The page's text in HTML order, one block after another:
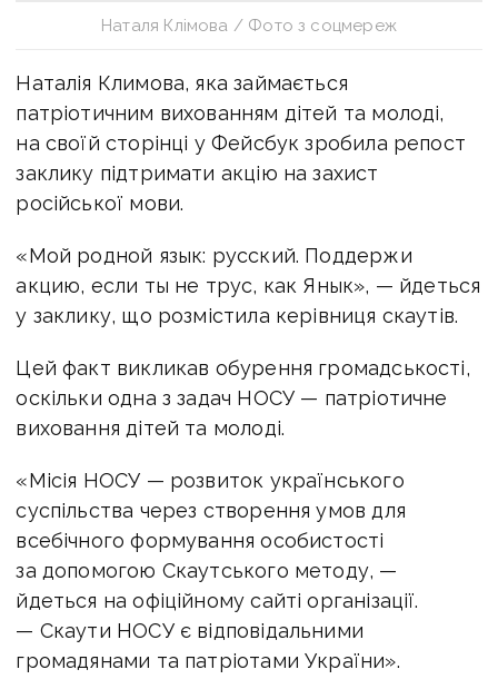
Наталя Клімова / Фото з соцмереж
Наталія Климова, яка займається
патріотичним вихованням дітей та молоді,
на своїй сторінці у Фейсбук зробила репост
заклику підтримати акцію на захист
російської мови.
«Мой родной язык: русский. Поддержи
акцию, если ты не трус, как Янык», — йдеться
у заклику, що розмістила керівниця скаутів.
Цей факт викликав обурення громадськості,
оскільки одна з задач НОСУ — патріотичне
виховання дітей та молоді.
«Місія НОСУ — розвиток українського
суспільства через створення умов для
всебічного формування особистості
за допомогою Скаутського методу, —
йдеться на офіційному сайті організації.
— Скаути НОСУ є відповідальними
громадянами та патріотами України».